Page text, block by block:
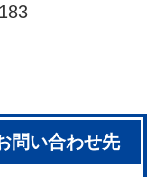
問い合わせ先